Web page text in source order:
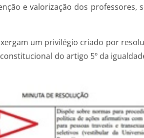
e valorização dos
um privilégio criado por
do artigo 5º da